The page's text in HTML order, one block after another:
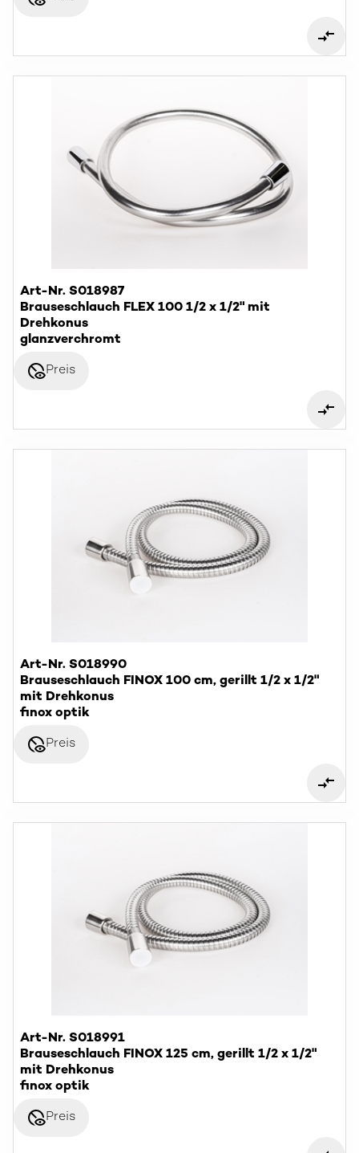
Art-Nr. S018987
Brauseschlauch FLEX 100 1/2 x 1/2" mit
Drehkonus
glanzverchromt
disabled_visiblePreis
Art-Nr. S018990
Brauseschlauch FINOX 100 cm, gerillt 1/2 x 1/2"
mit Drehkonus
finox optik
disabled_visiblePreis
Art-Nr. S018991
Brauseschlauch FINOX 125 cm, gerillt 1/2 x 1/2"
mit Drehkonus
finox optik
disabled_visiblePreis